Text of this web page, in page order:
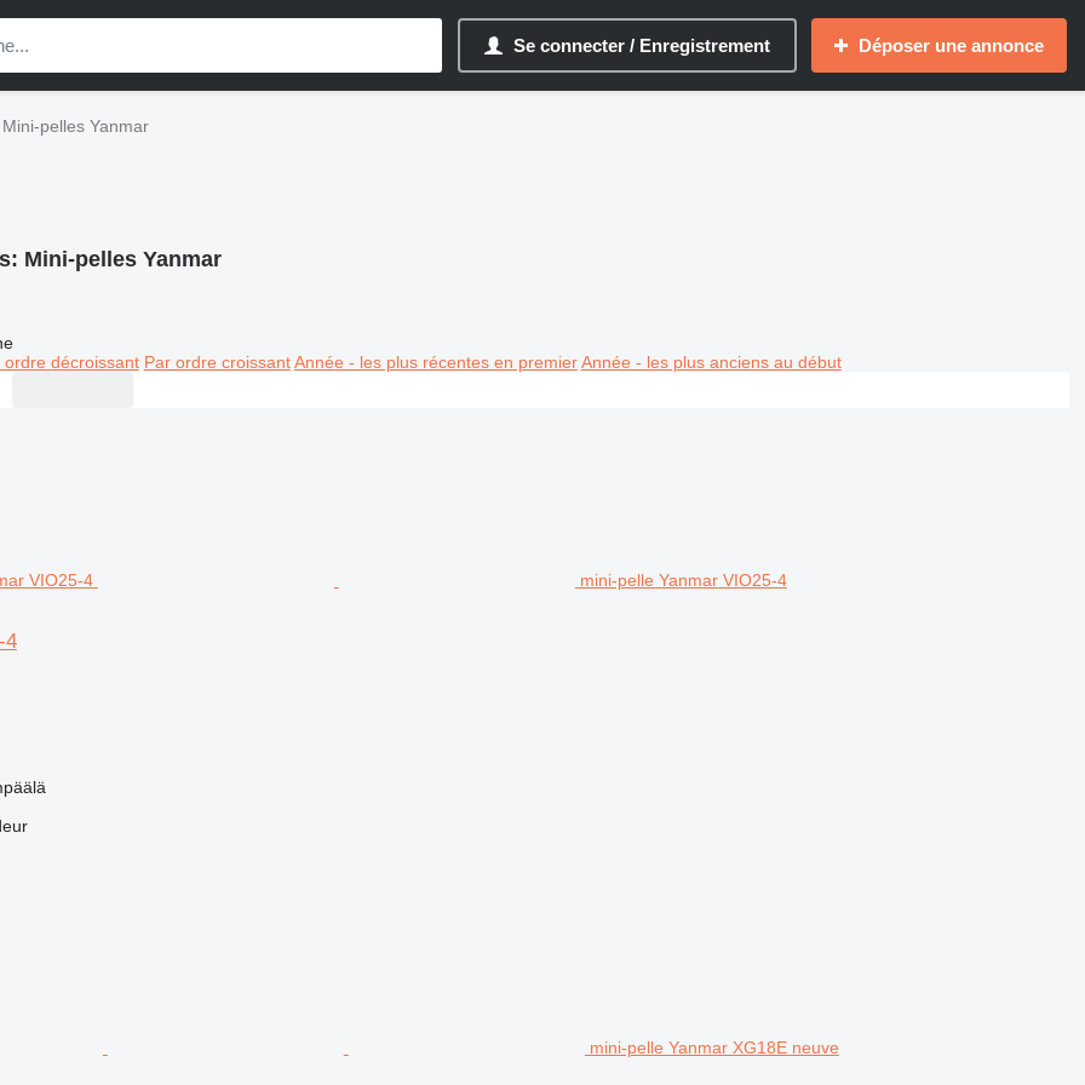
Se connecter / Enregistrement Déposer une annonce
Mini-pelles Yanmar
Mini-pelles Yanmar
ordre décroissant Par ordre croissant Année - les plus récentes en premier Année - les plus anciens au début
mini-pelle Yanmar VIO25-4
4
mini-pelle Yanmar XG18E neuve